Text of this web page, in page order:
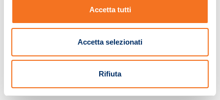
Accetta tutti
Accetta selezionati
Rifiuta